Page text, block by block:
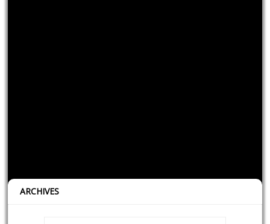
ARCHIVES